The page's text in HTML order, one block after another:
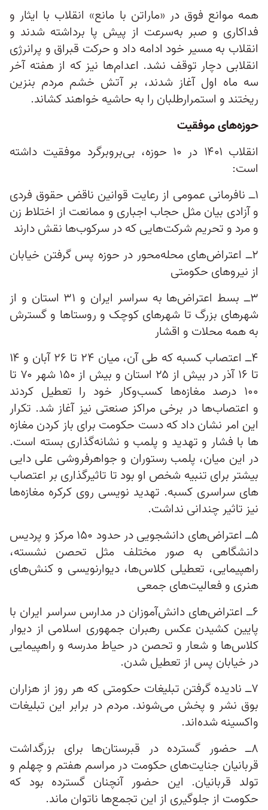
همه‌ موانع فوق در «ماراتن با مانع» انقلاب با ایثار و
فداکاری و صبر به‌سرعت از پیش پا برداشته شدند و
انقلاب به مسیر خود ادامه داد و حرکت قبراق و پرانرژی
انقلابی دچار توقف نشد. اعدام‌ها نیز که از هفته‌ آخر
سه ماه اول آغاز شدند، بر آتش خشم مردم بنزین
ریختند و استمرارطلبان را به حاشیه خواهند کشاند.
حوزه‌های موفقیت
انقلاب ۱۴۰۱ در ۱۰ حوزه، بی‌بروبرگرد موفقیت داشته
است:
۱ــ نافرمانی عمومی از رعایت قوانین ناقض حقوق فردی
و آزادی بیان مثل حجاب اجباری و ممانعت از اختلاط زن
و مرد و تحریم شرکت‌هایی که در سرکوب‌ها نقش دارند
۲ــ اعتراض‌های محله‌محور در حوزه‌ پس گرفتن خیابان
از نیروهای حکومتی
۳ــ بسط اعتراض‌ها به سراسر ایران و ۳۱ استان و از
شهرهای بزرگ تا شهرهای کوچک و روستاها و گسترش
به همه‌ محلات و اقشار
۴ــ اعتصاب کسبه که طی آن، میان ۲۴ تا ۲۶ آبان و ۱۴
تا ۱۶ آذر در بیش از ۲۵ استان و بیش از ۱۵۰ شهر ۷۰ تا
۱۰۰ درصد مغازه‌ها کسب‌وکار خود را تعطیل کردند
و اعتصاب​‌ها در برخی مراکز صنعتی نیز آغاز شد. تکرار
این امر نشان داد که دست حکومت برای باز کردن مغازه‌​
ها با فشار و تهدید و پلمب و نشانه‌گذاری بسته است.
در این میان، پلمب رستوران و جواهرفروشی علی دایی
بیشتر برای تنبیه شخص او بود تا تاثیرگذاری بر اعتصاب​
‌های سراسری کسبه. تهدید نویسی روی کرکره‌ مغازه‌ها
نیز تاثیر چندانی نداشت.
۵ــ اعتراض‌های دانشجویی در حدود ۱۵۰ مرکز و پردیس
دانشگاهی به صور مختلف مثل تحصن نشسته،
راهپیمایی، تعطیلی کلاس‌ها، دیوارنویسی و کنش‌های
هنری و فعالیت‌های جمعی
۶ــ اعتراض‌های دانش‌آموزان در مدارس سراسر ایران با
پایین کشیدن عکس رهبران جمهوری اسلامی از دیوار
کلاس​‌ها و شعار و تحصن در حیاط مدرسه و راهپیمایی
در خیابان پس از تعطیل شدن.
۷ــ نادیده گرفتن تبلیغات حکومتی که هر روز از هزاران
بوق نشر و پخش می​‌شوند. مردم در برابر این تبلیغات
واکسینه شده‌​اند.
۸ــ حضور گسترده در قبرستان‌ها برای بزرگداشت
قربانیان جنایت‌های حکومت در مراسم هفتم و چهلم و
تولد قربانیان. این حضور آنچنان گسترده بود که
حکومت از جلوگیری از این تجمع‌ها ناتوان ماند.